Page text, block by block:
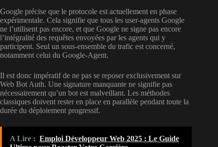
Google précise que le protocole est actuellement en phase
expérimentale. Cela signifie que tous les user-agents Google
ne l’utilisent pas encore, et que Google ne signe pas encore
l’intégralité des requêtes envoyées par les agents qui y
participent. Seul un sous-ensemble du trafic est concerné,
notamment celui du Google-Agent.
Il est donc impératif de ne pas se reposer exclusivement sur
Web Bot Auth. Une signature manquante ne signifie pas
nécessairement qu’un bot est malveillant. Les méthodes
classiques doivent rester en place en parallèle pendant toute la
durée du déploiement progressif.
A Lire : Emploi Développeur Web 2025 : Le Guide